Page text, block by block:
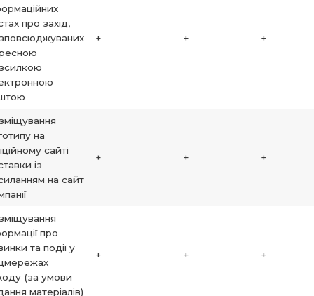
про захід,
+ + +
на
сайті
із
на сайт
+ + +
про
та події у
(за умови
матеріалів)
+ + +